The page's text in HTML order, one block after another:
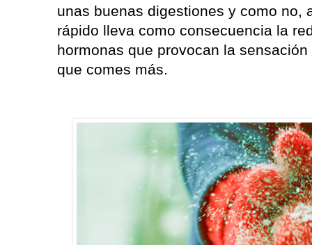
unas buenas digestiones y como no,
rápido lleva como consecuencia la
hormonas que provocan la
que comes más.